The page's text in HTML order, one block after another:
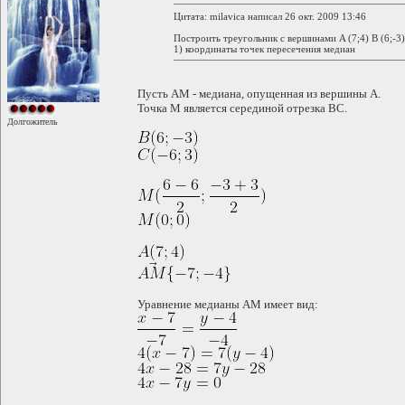
Долгожитель
Цитата: milavica написал 26 окт. 2009 13:46
Построить треугольник с вершинами A (7;4) B (6;-
1) координаты точек пересечения медиан
Пусть AM - медиана, опущенная из вершины A.
Точка M является серединой отрезка BC.
Уравнение медианы AM имеет вид: